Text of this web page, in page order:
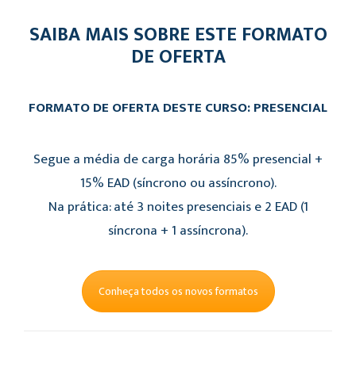
SAIBA MAIS SOBRE ESTE FORMATO
DE OFERTA
FORMATO DE OFERTA DESTE CURSO: PRESENCIAL
Segue a média de carga horária 85% presencial +
15% EAD (síncrono ou assíncrono).
Na prática: até 3 noites presenciais e 2 EAD (1
síncrona + 1 assíncrona).
Conheça todos os novos formatos